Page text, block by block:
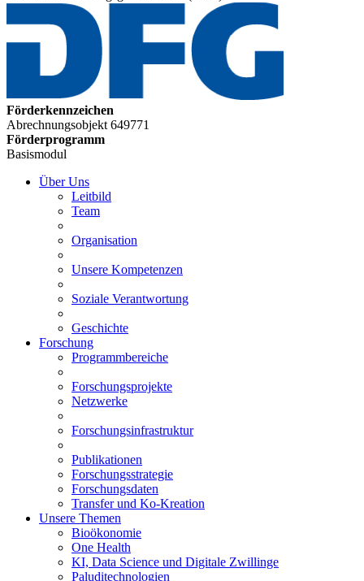
Förderkennzeichen
Abrechnungsobjekt 649771
Förderprogramm
Basismodul
Über Uns
Leitbild
Team
Organisation
Unsere Kompetenzen
Soziale Verantwortung
Geschichte
Forschung
Programmbereiche
Forschungsprojekte
Netzwerke
Forschungsinfrastruktur
Publikationen
Forschungsstrategie
Forschungsdaten
Transfer und Ko-Kreation
Unsere Themen
Bioökonomie
One Health
KI, Data Science und Digitale Zwillinge
Paluditechnologien